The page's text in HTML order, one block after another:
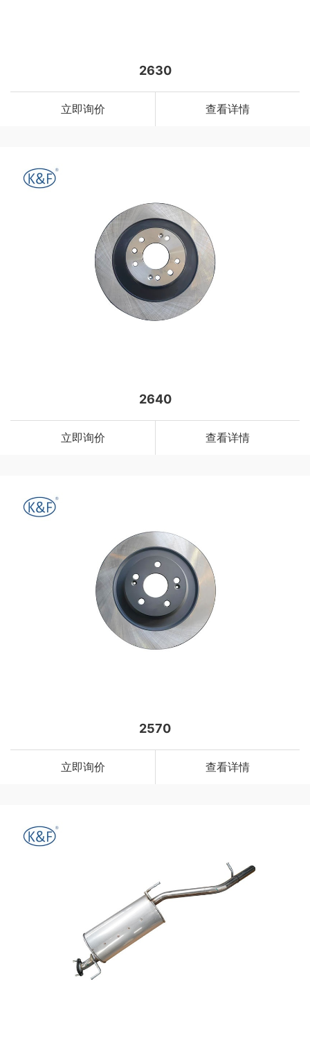
2630
立即询价 查看详情
2640
立即询价 查看详情
2570
立即询价 查看详情